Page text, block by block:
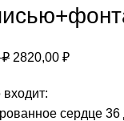
₽ 2820,00 ₽
сердце